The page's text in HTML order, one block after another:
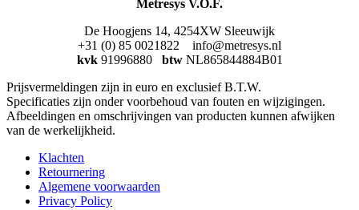
Metresys V.O.F.
De Hoogjens 14, 4254XW Sleeuwijk
+31 (0) 85 0021822 info@metresys.nl
kvk 91996880 btw NL865844884B01
Prijsvermeldingen zijn in euro en exclusief B.T.W.
Specificaties zijn onder voorbehoud van fouten en wijzigingen.
Afbeeldingen en omschrijvingen van producten kunnen afwijken
van de werkelijkheid.
Klachten
Retournering
Algemene voorwaarden
Privacy Policy